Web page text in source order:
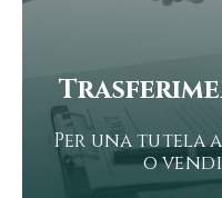
Per una tutela
o